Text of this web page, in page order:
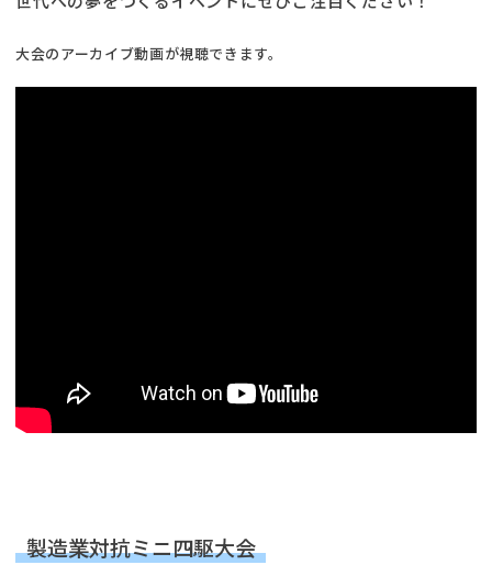
大会のアーカイブ動画が視聴できます。
製造業対抗ミニ四駆大会